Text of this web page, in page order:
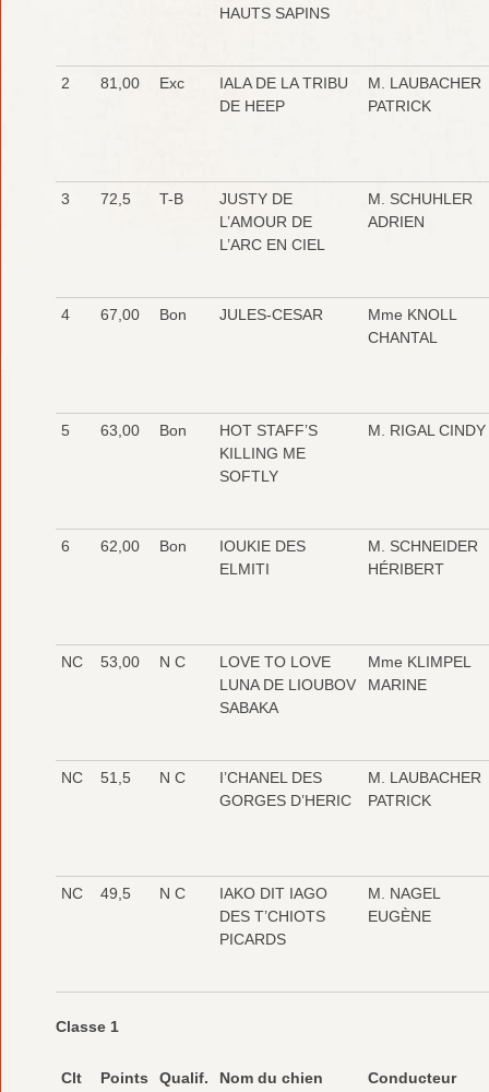
HAUTS SAPINS
2 81,00 Exc
IALA DE LA TRIBU
DE HEEP
M. LAUBACHER
PATRICK
3 72,5 T-B
JUSTY DE
L’AMOUR DE
L’ARC EN CIEL
M. SCHUHLER
ADRIEN
4 67,00 Bon JULES-CESAR
Mme KNOLL
CHANTAL
5 63,00 Bon
HOT STAFF’S
KILLING ME
SOFTLY
M. RIGAL CINDY
6 62,00 Bon
IOUKIE DES
ELMITI
M. SCHNEIDER
HÉRIBERT
NC 53,00 N C
LOVE TO LOVE
LUNA DE LIOUBOV
SABAKA
Mme KLIMPEL
MARINE
NC 51,5 N C
I’CHANEL DES
GORGES D’HERIC
M. LAUBACHER
PATRICK
NC 49,5 N C
IAKO DIT IAGO
DES T’CHIOTS
PICARDS
M. NAGEL
EUGÈNE
Classe 1
Clt Points Qualif. Nom du chien
Conducteur